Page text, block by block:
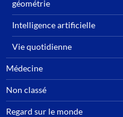
géométrie
Intelligence artificielle
Vie quotidienne
Médecine
Non classé
Regard sur le monde